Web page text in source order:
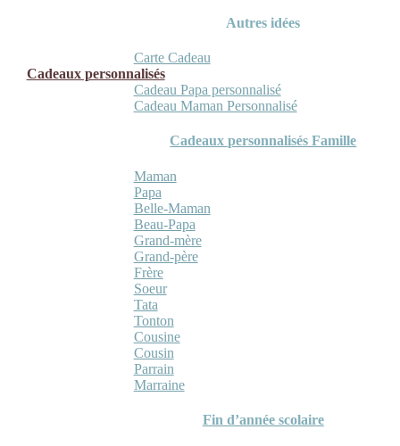
Autres idées
Carte Cadeau
Cadeaux personnalisés
Cadeau Papa personnalisé
Cadeau Maman Personnalisé
Cadeaux personnalisés Famille
Maman
Papa
Belle-Maman
Beau-Papa
Grand-mère
Grand-père
Frère
Soeur
Tata
Tonton
Cousine
Cousin
Parrain
Marraine
Fin d’année scolaire